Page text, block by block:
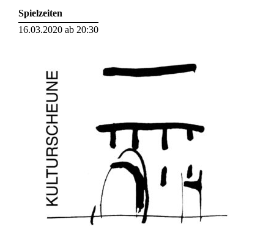
Spielzeiten
16.03.2020 ab 20:30